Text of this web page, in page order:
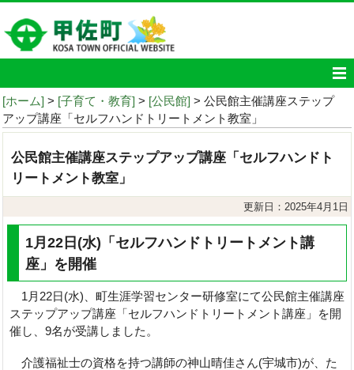
[ホーム] > [子育て・教育] > [公民館] > 公民館主催講座ステップ
アップ講座「セルフハンドトリートメント教室」
公民館主催講座ステップアップ講座「セルフハンドト
リートメント教室」
更新日：2025年4月1日
1月22日(水)「セルフハンドトリートメント講
座」を開催
1月22日(水)、町生涯学習センター研修室にて公民館主催講座
ステップアップ講座「セルフハンドトリートメント講座」を開
催し、9名が受講しました。
介護福祉士の資格を持つ講師の神山晴佳さん(宇城市)が、た